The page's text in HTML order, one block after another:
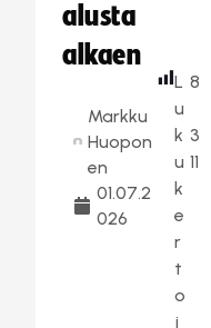
alusta
alkaen
Markku
Huopon
en
01.07.2
026
L
u
k
u
k
e
r
t
o
j
8
3
11